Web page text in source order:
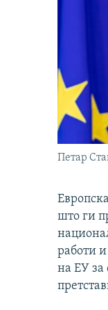
Петар
што ги
работи
на ЕУ за